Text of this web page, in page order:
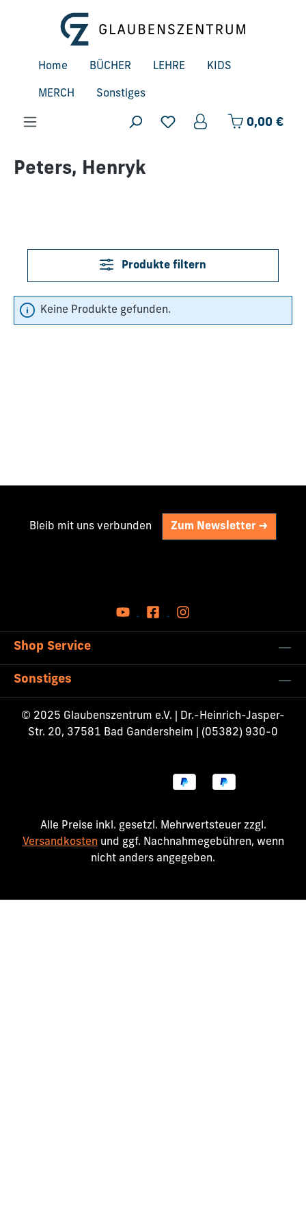
Zum Hauptinhalt springen
Home BÜCHER LEHRE KIDS
MERCH Sonstiges
0,00 €
Peters, Henryk
Produkte filtern
Keine Produkte gefunden.
Bleib mit uns verbunden Zum Newsletter ->
Shop Service
Sonstiges
© 2025 Glaubenszentrum e.V. | Dr.-Heinrich-Jasper-
Str. 20, 37581 Bad Gandersheim | (05382) 930-0
Alle Preise inkl. gesetzl. Mehrwertsteuer zzgl.
Versandkosten und ggf. Nachnahmegebühren, wenn
nicht anders angegeben.